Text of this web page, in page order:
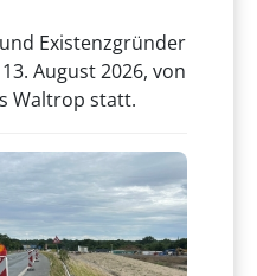
Existenzgründer
August 2026, von
Waltrop statt.